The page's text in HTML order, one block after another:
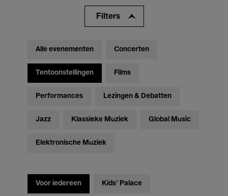
Filters
Alle evenementen Concerten
Tentoonstellingen Films
Performances Lezingen & Debatten
Jazz Klassieke Muziek Global Music
Elektronische Muziek
Voor iedereen Kids’ Palace